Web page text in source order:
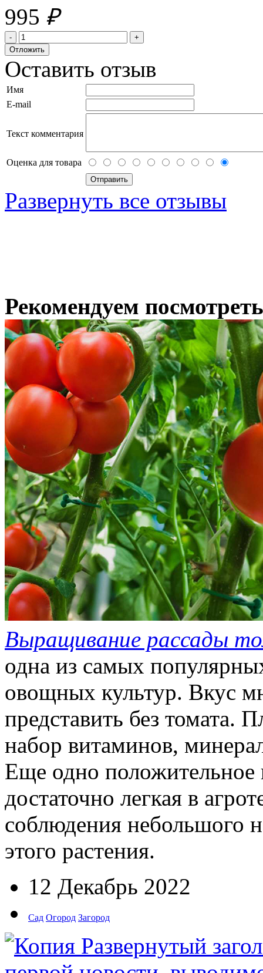
995 ₽
Оставить отзыв
Имя
E-mail
Текст комментария
Оценка для товара
Развернуть все отзывы
Рекомендуем посмотреть
Выращивание рассады
одна из самых
овощных культур. Вкус
представить без томата.
набор витаминов,
Еще одно положительное
достаточно легкая в
соблюдения небольшого
этого растения.
12 Декабрь 2022
Сад Огород Загород